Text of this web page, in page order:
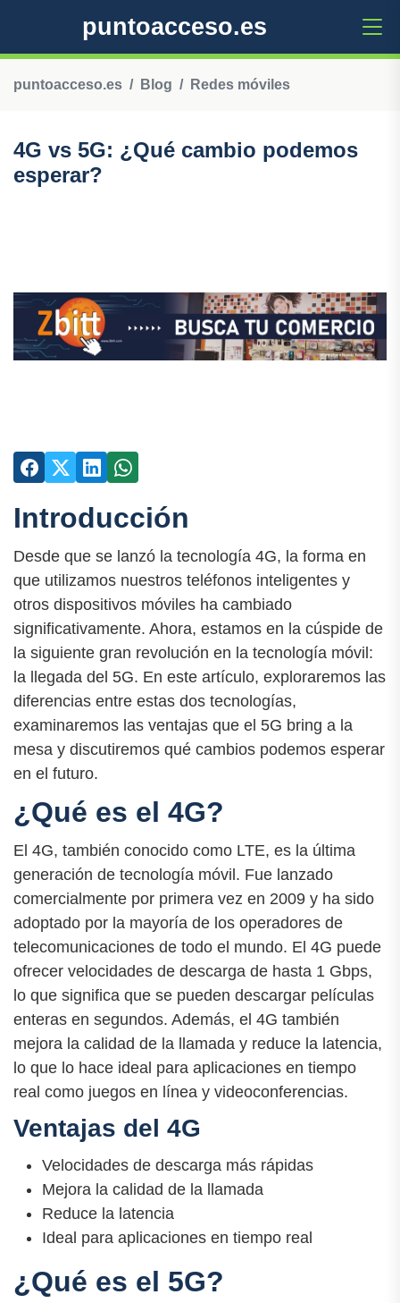
puntoacceso.es
puntoacceso.es Blog Redes móviles
4G vs 5G: ¿Qué cambio podemos
esperar?
Introducción
Desde que se lanzó la tecnología 4G, la forma en
que utilizamos nuestros teléfonos inteligentes y
otros dispositivos móviles ha cambiado
significativamente. Ahora, estamos en la cúspide de
la siguiente gran revolución en la tecnología móvil:
la llegada del 5G. En este artículo, exploraremos las
diferencias entre estas dos tecnologías,
examinaremos las ventajas que el 5G bring a la
mesa y discutiremos qué cambios podemos esperar
en el futuro.
¿Qué es el 4G?
El 4G, también conocido como LTE, es la última
generación de tecnología móvil. Fue lanzado
comercialmente por primera vez en 2009 y ha sido
adoptado por la mayoría de los operadores de
telecomunicaciones de todo el mundo. El 4G puede
ofrecer velocidades de descarga de hasta 1 Gbps,
lo que significa que se pueden descargar películas
enteras en segundos. Además, el 4G también
mejora la calidad de la llamada y reduce la latencia,
lo que lo hace ideal para aplicaciones en tiempo
real como juegos en línea y videoconferencias.
Ventajas del 4G
Velocidades de descarga más rápidas
Mejora la calidad de la llamada
Reduce la latencia
Ideal para aplicaciones en tiempo real
¿Qué es el 5G?